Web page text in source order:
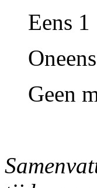
Eens 1
Geen